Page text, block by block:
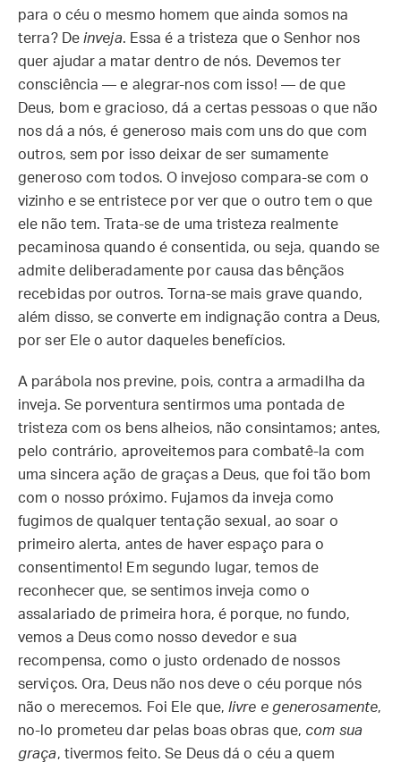
para o céu o mesmo homem que ainda somos na
terra? De inveja. Essa é a tristeza que o Senhor nos
quer ajudar a matar dentro de nós. Devemos ter
consciência — e alegrar-nos com isso! — de que
Deus, bom e gracioso, dá a certas pessoas o que não
nos dá a nós, é generoso mais com uns do que com
outros, sem por isso deixar de ser sumamente
generoso com todos. O invejoso compara-se com o
vizinho e se entristece por ver que o outro tem o que
ele não tem. Trata-se de uma tristeza realmente
pecaminosa quando é consentida, ou seja, quando se
admite deliberadamente por causa das bênçãos
recebidas por outros. Torna-se mais grave quando,
além disso, se converte em indignação contra a Deus,
por ser Ele o autor daqueles benefícios.
A parábola nos previne, pois, contra a armadilha da
inveja. Se porventura sentirmos uma pontada de
tristeza com os bens alheios, não consintamos; antes,
pelo contrário, aproveitemos para combatê-la com
uma sincera ação de graças a Deus, que foi tão bom
com o nosso próximo. Fujamos da inveja como
fugimos de qualquer tentação sexual, ao soar o
primeiro alerta, antes de haver espaço para o
consentimento! Em segundo lugar, temos de
reconhecer que, se sentimos inveja como o
assalariado de primeira hora, é porque, no fundo,
vemos a Deus como nosso devedor e sua
recompensa, como o justo ordenado de nossos
serviços. Ora, Deus não nos deve o céu porque nós
não o merecemos. Foi Ele que,livre e generosamente,
no-lo prometeu dar pelas boas obras que, com sua
graça, tivermos feito. Se Deus dá o céu a quem